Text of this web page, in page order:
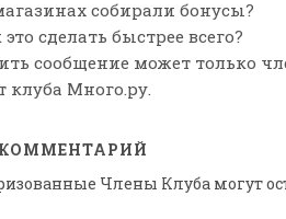
собирали бонусы?
сделать быстрее всего?
сообщение может только
Много.ру.
Члены Клуба могут